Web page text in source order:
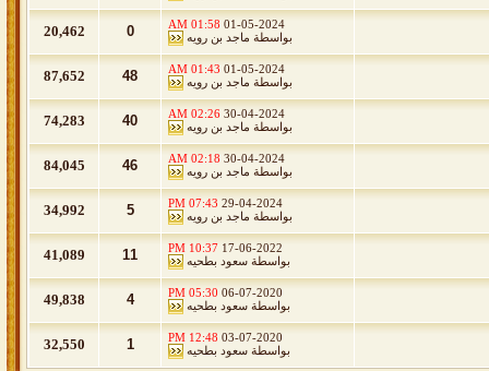
01-05-2024
01:58 AM
بواسطة ماجد بن رويه 0
20,462
01-05-2024
01:43 AM
بواسطة ماجد بن رويه 48
87,652
30-04-2024
02:26 AM
بواسطة ماجد بن رويه 40
74,283
30-04-2024
02:18 AM
بواسطة ماجد بن رويه 46
84,045
29-04-2024
07:43 PM
بواسطة ماجد بن رويه 5
34,992
17-06-2022
10:37 PM
بواسطة سعود بطحيه 11
41,089
06-07-2020
05:30 PM
بواسطة سعود بطحيه 4
49,838
03-07-2020
12:48 PM
بواسطة سعود بطحيه 1
32,550